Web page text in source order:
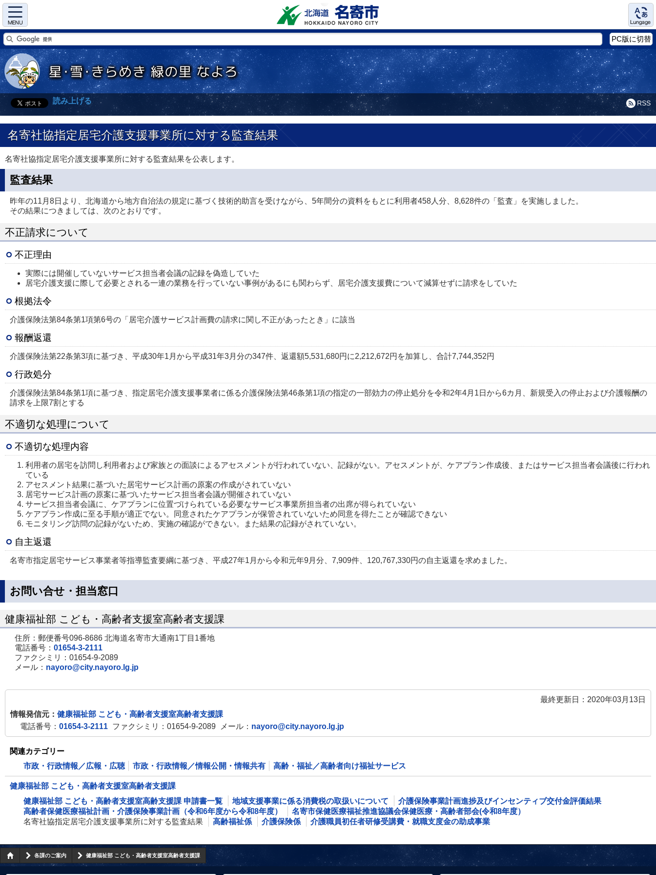
Menu Language
PC版に切替
RSS
読み上げる
名寄社協指定居宅介護支援事業所に対する監査結果
名寄社協指定居宅介護支援事業所に対する監査結果を公表します。
監査結果
昨年の11月8日より、北海道から地方自治法の規定に基づく技術的助言を受けながら、5年間分の資料をもとに利用者458人分、8,628件の「監査」を実施しました。
その結果につきましては、次のとおりです。
不正請求について
不正理由
実際には開催していないサービス担当者会議の記録を偽造していた
居宅介護支援に際して必要とされる一連の業務を行っていない事例があるにも関わらず、居宅介護支援費について減算せずに請求をしていた
根拠法令
介護保険法第84条第1項第6号の「居宅介護サービス計画費の請求に関し不正があったとき」に該当
報酬返還
介護保険法第22条第3項に基づき、平成30年1月から平成31年3月分の347件、返還額5,531,680円に2,212,672円を加算し、合計7,744,352円
行政処分
介護保険法第84条第1項に基づき、指定居宅介護支援事業者に係る介護保険法第46条第1項の指定の一部効力の停止処分を令和2年4月1日から6カ月、新規受入の停止および介護報酬の
請求を上限7割とする
不適切な処理について
不適切な処理内容
利用者の居宅を訪問し利用者および家族との面談によるアセスメントが行われていない、記録がない。アセスメントが、ケアプラン作成後、またはサービス担当者会議後に行われ
ている
アセスメント結果に基づいた居宅サービス計画の原案の作成がされていない
居宅サービス計画の原案に基づいたサービス担当者会議が開催されていない
サービス担当者会議に、ケアプランに位置づけられている必要なサービス事業所担当者の出席が得られていない
ケアプラン作成に至る手順が適正でない。同意されたケアプランが保管されていないため同意を得たことが確認できない
モニタリング訪問の記録がないため、実施の確認ができない。また結果の記録がされていない。
自主返還
名寄市指定居宅サービス事業者等指導監査要綱に基づき、平成27年1月から令和元年9月分、7,909件、120,767,330円の自主返還を求めました。
お問い合せ・担当窓口
健康福祉部 こども・高齢者支援室高齢者支援課
住所：郵便番号096-8686 北海道名寄市大通南1丁目1番地
電話番号： 01654-3-2111
ファクシミリ：01654-9-2089
メール： nayoro@city.nayoro.lg.jp
最終更新日：2020年03月13日
情報発信元： 健康福祉部 こども・高齢者支援室高齢者支援課
電話番号： 01654-3-2111 ファクシミリ：01654-9-2089 メール： nayoro@city.nayoro.lg.jp
関連カテゴリー
市政・行政情報／広報・広聴
市政・行政情報／情報公開・情報共有 高齢・福祉／高齢者向け福祉サービス
健康福祉部 こども・高齢者支援室高齢者支援課
健康福祉部 こども・高齢者支援室高齢支援課 申請書一覧
地域支援事業に係る消費税の取扱いについて
介護保険事業計画進捗及びインセンティブ交付金評価結果
高齢者保健医療福祉計画・介護保険事業計画（令和6年度から令和8年度）
名寄市保健医療福祉推進協議会保健医療・高齢者部会(令和8年度）
名寄社協指定居宅介護支援事業所に対する監査結果
高齢福祉係 介護保険係 介護職員初任者研修受講費・就職支度金の助成事業
各課のご案内 健康福祉部 こども・高齢者支援室高齢者支援課